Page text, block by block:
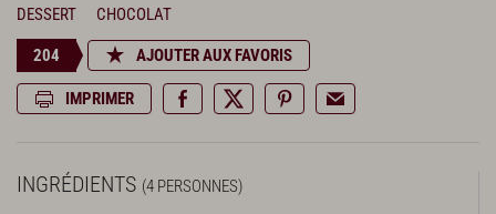
DESSERT
CHOCOLAT
204 AJOUTER AUX FAVORIS
IMPRIMER
INGRÉDIENTS (4 PERSONNES)